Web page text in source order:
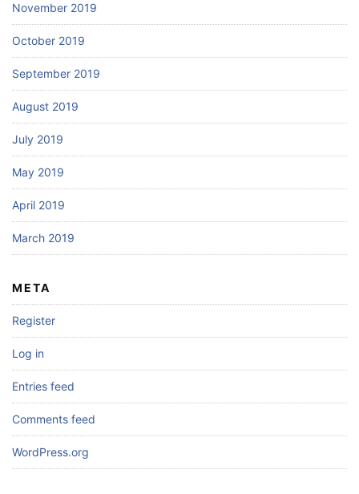
November 2019
October 2019
September 2019
August 2019
July 2019
May 2019
April 2019
March 2019
META
Register
Log in
Entries feed
Comments feed
WordPress.org